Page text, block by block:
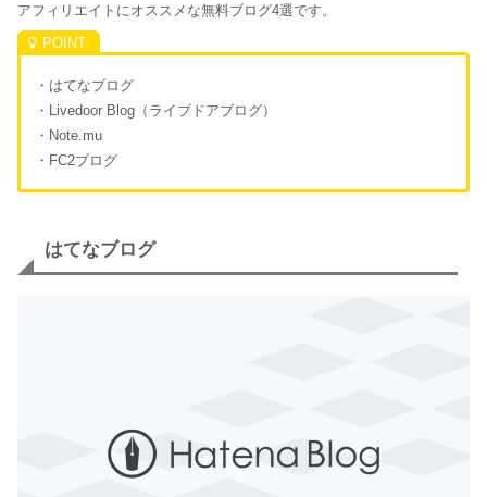
アフィリエイトにオススメな無料ブログ4選です。
・はてなブログ
・Livedoor Blog（ライブドアブログ）
・Note.mu
・FC2ブログ
はてなブログ